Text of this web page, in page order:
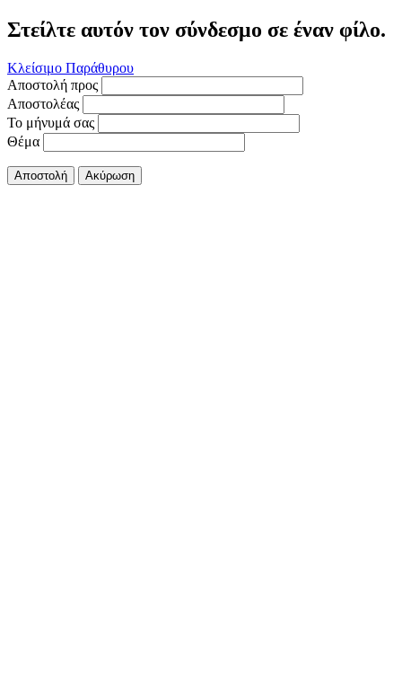
Στείλτε αυτόν τον σύνδεσμο σε έναν φίλο.
Κλείσιμο Παράθυρου
Αποστολή προς
Αποστολέας
Το μήνυμά σας
Θέμα
Αποστολή Ακύρωση